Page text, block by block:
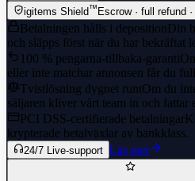
igitems Shield™ Escrow · full refund
Betalningen hålls i depositionDin
och släpps först när du har bekräftat
100 % pengarna-tillbaka-garanti
eller inte matchar annonsen får du
Tvistlösning dygnet runtOm du
säljaren kliver vårt team in och fattar
PCI DSS-certifierade betalningar
krypterade betalväxlar av bankklass.
24/7 Live-support Läs mer